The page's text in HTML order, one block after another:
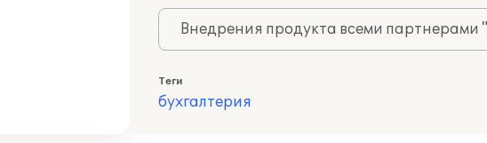
Внедрения продукта всеми партнерами
Теги
бухгалтерия